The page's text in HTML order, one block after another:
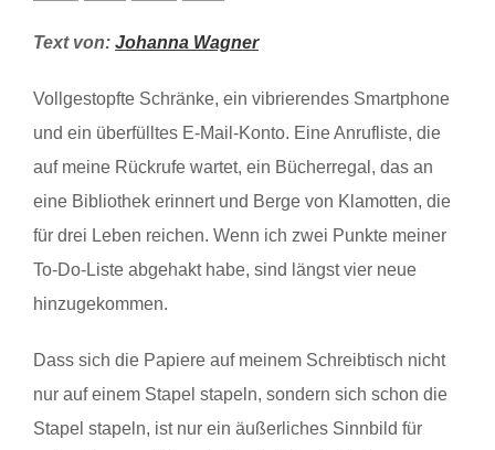
Text von: Johanna Wagner
Vollgestopfte Schränke, ein vibrierendes Smartphone
und ein überfülltes E-Mail-Konto. Eine Anrufliste, die
auf meine Rückrufe wartet, ein Bücherregal, das an
eine Bibliothek erinnert und Berge von Klamotten, die
für drei Leben reichen. Wenn ich zwei Punkte meiner
To-Do-Liste abgehakt habe, sind längst vier neue
hinzugekommen.
Dass sich die Papiere auf meinem Schreibtisch nicht
nur auf einem Stapel stapeln, sondern sich schon die
Stapel stapeln, ist nur ein äußerliches Sinnbild für